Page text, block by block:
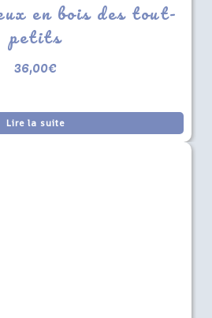
en bois des tout-
petits
36,00€
Lire la suite